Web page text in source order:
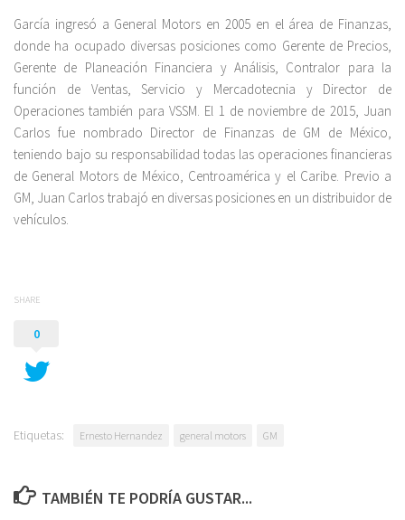
García ingresó a General Motors en 2005 en el área de Finanzas,
donde ha ocupado diversas posiciones como Gerente de Precios,
Gerente de Planeación Financiera y Análisis, Contralor para la
función de Ventas, Servicio y Mercadotecnia y Director de
Operaciones también para VSSM. El 1 de noviembre de 2015, Juan
Carlos fue nombrado Director de Finanzas de GM de México,
teniendo bajo su responsabilidad todas las operaciones financieras
de General Motors de México, Centroamérica y el Caribe. Previo a
GM, Juan Carlos trabajó en diversas posiciones en un distribuidor de
vehículos.
SHARE
0
Etiquetas: Ernesto Hernandez general motors GM
TAMBIÉN TE PODRÍA GUSTAR...